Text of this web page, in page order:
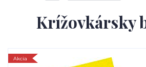
Krížovkársky
Akcia